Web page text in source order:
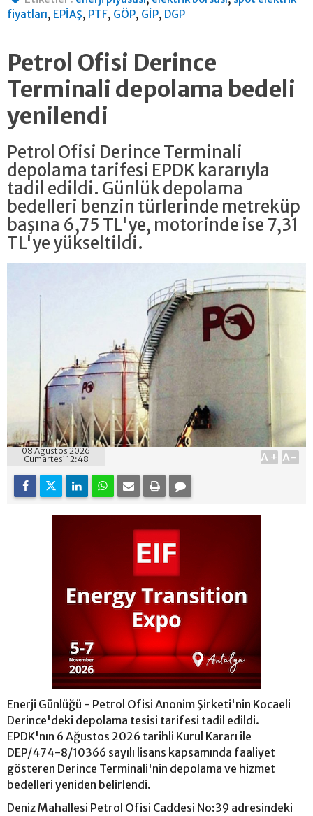
fiyatları, EPİAŞ, PTF, GÖP, GİP, DGP
Petrol Ofisi Derince
Terminali depolama bedeli
yenilendi
Petrol Ofisi Derince Terminali
depolama tarifesi EPDK kararıyla
tadil edildi. Günlük depolama
bedelleri benzin türlerinde metreküp
başına 6,75 TL'ye, motorinde ise 7,31
TL'ye yükseltildi.
08 Ağustos 2026
Cumartesi 12:48
A+ A-
Enerji Günlüğü - Petrol Ofisi Anonim Şirketi'nin Kocaeli
Derince'deki depolama tesisi tarifesi tadil edildi.
EPDK'nın 6 Ağustos 2026 tarihli Kurul Kararı ile
DEP/474-8/10366 sayılı lisans kapsamında faaliyet
gösteren Derince Terminali'nin depolama ve hizmet
bedelleri yeniden belirlendi.
Deniz Mahallesi Petrol Ofisi Caddesi No:39 adresindeki